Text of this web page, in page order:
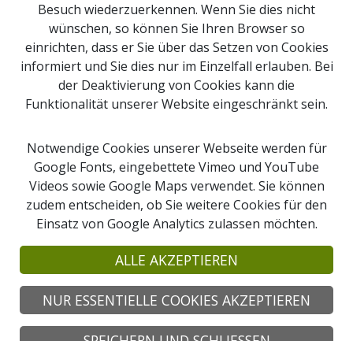
Impressum
Newsletter Anmeldung
Kontakt
Downloads
Suche
© 2026 Copyright Naturpark Obst-Hügel-Land
Naturpark Obst-Hügel-Land, Kirchenplatz 1
4076 St. Marienkirchen an der Polsenz
Tel: +43 7249 47112-25 |info@obsthuegelland.at
Besuch wiederzuerkennen. Wenn Sie dies nicht
wünschen, so können Sie Ihren Browser so
einrichten, dass er Sie über das Setzen von Cookies
informiert und Sie dies nur im Einzelfall erlauben. Bei
der Deaktivierung von Cookies kann die
Funktionalität unserer Website eingeschränkt sein.
Notwendige Cookies unserer Webseite werden für
Google Fonts, eingebettete Vimeo und YouTube
Videos sowie Google Maps verwendet. Sie können
zudem entscheiden, ob Sie weitere Cookies für den
Einsatz von Google Analytics zulassen möchten.
ALLE AKZEPTIEREN
NUR ESSENTIELLE COOKIES AKZEPTIEREN